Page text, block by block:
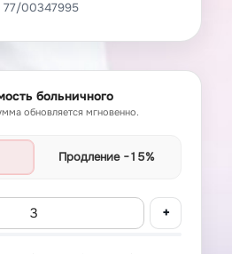
77/00347995
больничного
обновляется мгновенно.
Продление −15%
+